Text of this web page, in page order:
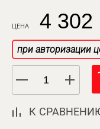
ЦЕНА 4 302
при авторизации
К